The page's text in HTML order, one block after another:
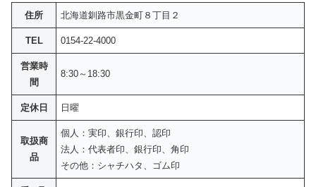
住所 北海道釧路市黒金町８丁目２
TEL 0154-22-4000
営業時
間
8:30～18:30
定休日 日曜
取扱商
品
個人：実印、銀行印、認印
法人：代表者印、銀行印、角印
その他：シャチハタ、ゴム印